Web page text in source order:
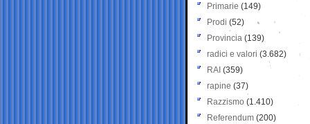
Primarie (149)
Prodi (52)
Provincia (139)
radici e valori (3.682)
RAI (359)
rapine (37)
Razzismo (1.410)
Referendum (200)